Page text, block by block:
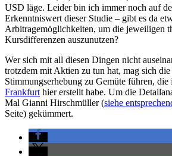
USD läge. Leider bin ich immer noch auf
Erkenntniswert dieser Studie – gibt es da
Arbitragemöglichkeiten, um die jeweiligen
Kursdifferenzen auszunutzen?
Wer sich mit all diesen Dingen nicht
trotzdem mit Aktien zu tun hat, mag sich
Stimmungserhebung zu Gemüte führen, die
Frankfurt hier erstellt habe. Um die
Mal Gianni Hirschmüller (siehe
Seite) gekümmert.